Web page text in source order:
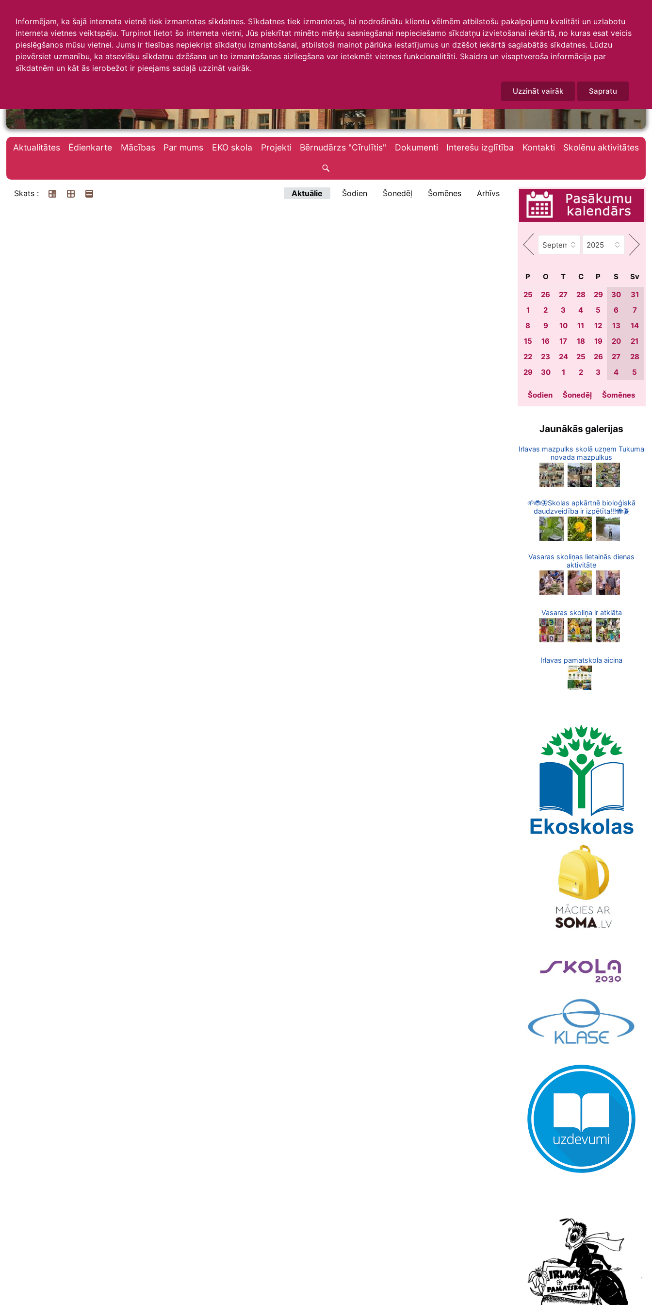
Informējam, ka šajā interneta vietnē tiek izmantotas sīkdatnes. Sīkdatnes tiek izmantotas, lai nodrošinātu klientu vēlmēm atbilstošu pakalpojumu kvalitāti un uzlabotu
interneta vietnes veiktspēju. Turpinot lietot šo interneta vietni, Jūs piekrītat minēto mērķu sasniegšanai nepieciešamo sīkdatņu izvietošanai iekārtā, no kuras esat veicis
pieslēgšanos mūsu vietnei. Jums ir tiesības nepiekrist sīkdatņu izmantošanai, atbilstoši mainot pārlūka iestatījumus un dzēšot iekārtā saglabātās sīkdatnes. Lūdzu
pievērsiet uzmanību, ka atsevišķu sīkdatņu dzēšana un to izmantošanas aizliegšana var ietekmēt vietnes funkcionalitāti. Skaidra un visaptveroša informācija par
sīkdatnēm un kāt ās ierobežot ir pieejams sadaļā uzzināt vairāk.
Uzzināt vairāk Sapratu
Irlavas skola
Aktualitātes Ēdienkarte Mācības Par mums EKO skola Projekti Bērnudārzs "Cīrulītis" Dokumenti Interešu izglītība Kontakti Skolēnu aktivitātes
Skats : Aktuālie Šodien Šonedēļ Šomēnes Arhīvs
P O T C P S
Sv
25
26 27 28 29 30
31
1
2 3 4 5 6
7
8
9 10 11 12 13
14
15
16 17 18 19 20
21
22
23 24 25 26 27
28
29
30 1 2 3 4 5
Šodien Šonedēļ Šomēnes
Jaunākās galerijas
Irlavas mazpulks skolā uzņem Tukuma
novada mazpulkus
🌱🐞🦋Skolas apkārtnē bioloģiskā
daudzveidība ir izpētīta!!!🐝🪲
Vasaras skoliņas lietainās dienas
aktivitāte
Vasaras skoliņa ir atklāta
Irlavas pamatskola aicina